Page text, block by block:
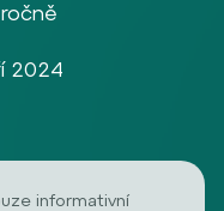
2024
informativní